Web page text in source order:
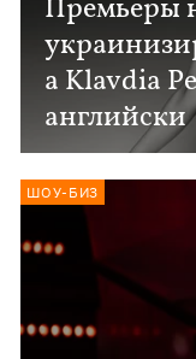
Премьеры
а Klavdia
английски
ШОУ-БИЗ